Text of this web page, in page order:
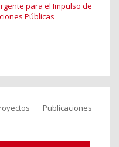
para el Impulso de
Públicas
Publicaciones